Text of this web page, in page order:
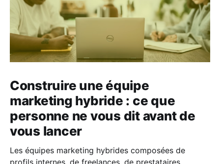
Construire une équipe
marketing hybride : ce que
personne ne vous dit avant de
vous lancer
Les équipes marketing hybrides composées de